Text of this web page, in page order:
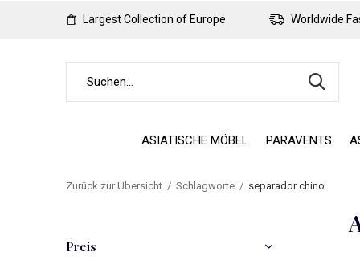
ASIATISCHE MÖBEL PARAVENTS
Largest Collection of Europe Worldwide
Zurück zur Übersicht Schlagworte separador chino
Preis